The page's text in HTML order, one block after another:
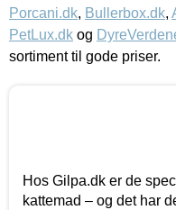
Porcani.dk, Bullerbox.dk,
PetLux.dk og
sortiment til gode priser.
Hos Gilpa.dk er de
kattemad – og det har